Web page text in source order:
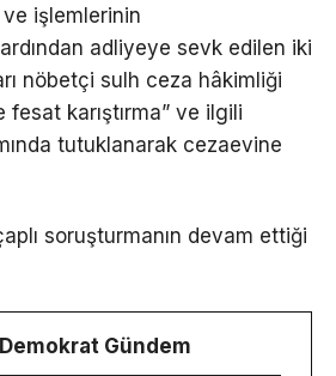
işlemlerinin
adliyeye sevk edilen iki
nöbetçi sulh ceza hâkimliği
fesat karıştırma” ve ilgili
tutuklanarak cezaevine
soruşturmanın devam ettiği
Demokrat Gündem